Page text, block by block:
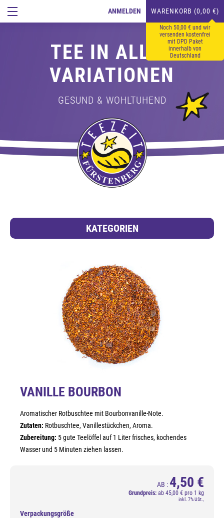
ANMELDEN WARENKORB (0,00 €)
Noch 50,00 € und wir
versenden kostenfrei
mit DPD Paket
innerhalb von
Deutschland
TEE IN ALLEN
VARIATIONEN
GESUND & WOHLTUHEND
KATEGORIEN
VANILLE BOURBON
Aromatischer Rotbuschtee mit Bourbonvanille-Note.
Zutaten: Rotbuschtee, Vanillestückchen, Aroma.
Zubereitung: 5 gute Teelöffel auf 1 Liter frisches, kochendes
Wasser und 5 Minuten ziehen lassen.
AB : 4,50 €
Grundpreis: ab 45,00 € pro 1 kg
inkl. 7% USt.,
Verpackungsgröße